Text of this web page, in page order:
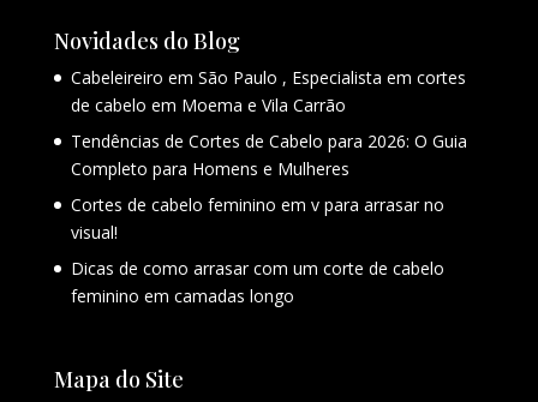
Novidades do Blog
Cabeleireiro em São Paulo , Especialista em cortes
de cabelo em Moema e Vila Carrão
Tendências de Cortes de Cabelo para 2026: O Guia
Completo para Homens e Mulheres
Cortes de cabelo feminino em v para arrasar no
visual!
Dicas de como arrasar com um corte de cabelo
feminino em camadas longo
Mapa do Site